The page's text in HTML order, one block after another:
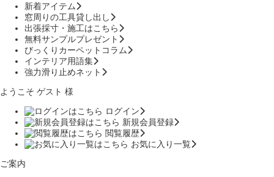
新着アイテム
窓周りの工具貸し出し
出張採寸・施工はこちら
無料サンプルプレゼント
びっくりカーペットコラム
インテリア用語集
強力滑り止めネット
ようこそ ゲスト 様
ログイン
新規会員登録
閲覧履歴
お気に入り一覧
ご案内